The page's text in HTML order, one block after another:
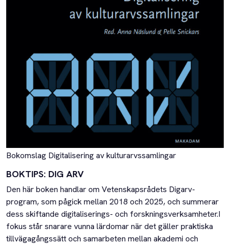
Bokomslag Digitalisering av kulturarvssamlingar
BOKTIPS: DIG ARV
Den här boken handlar om Vetenskapsrådets Digarv-
program, som pågick mellan 2018 och 2025, och summerar
dess skiftande digitaliserings- och forskningsverksamheter.I
fokus står snarare vunna lärdomar när det gäller praktiska
tillvägagångssätt och samarbeten mellan akademi och